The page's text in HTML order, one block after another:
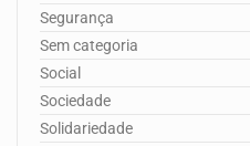
Segurança
Sem categoria
Social
Sociedade
Solidariedade